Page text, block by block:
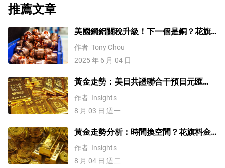
推薦文章
美國鋼鋁關稅升級！下一個是銅？花旗
這樣說
作者 Tony Chou
2025 年 6 月 04 日
黃金走勢：美日共證聯合干預日元匯
率、美元失守100！金價緣何難漲？
作者 Insights
8 月 03 日 週一
黃金走勢分析：時間換空間？花旗料金
價四季度上探4500
作者 Insights
8 月 04 日 週二